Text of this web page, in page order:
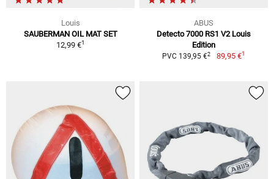
Louis
SAUBERMAN OIL MAT SET
12,99 €1
ABUS
Detecto 7000 RS1 V2 Louis
Edition
PVC 139,95 €2 89,95 €1